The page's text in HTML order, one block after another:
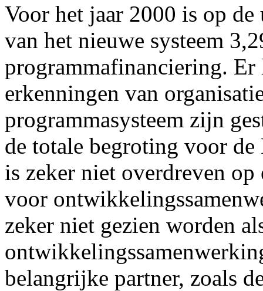
Voor het jaar 2000 is op
van het nieuwe systeem
programmafinanciering. Er
erkenningen van
programmasysteem zijn
de totale begroting voor
is zeker niet overdreven
voor
zeker niet gezien worden
belangrijke partner, zoals